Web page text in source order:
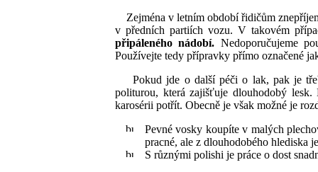
Zejména v letním období řidičům
v předních partiích vozu. V takovém
připáleného nádobí. Nedoporučujeme
Používejte tedy přípravky přímo označené
Pokud jde o další péči o lak, pak je
politurou, která zajišťuje dlouhodobý
karosérii potřít. Obecně je však možné je
Pevné vosky koupíte v malých
pracné, ale z dlouhodobého hlediska
S různými polishi je práce o dost